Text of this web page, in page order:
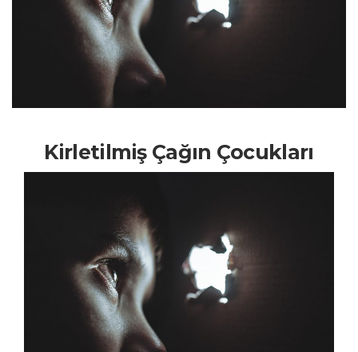
Kirletilmiş Çağın Çocukları